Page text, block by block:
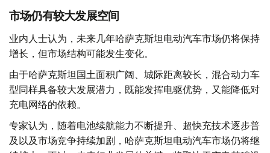
市场仍有较大发展空间
业内人士认为，未来几年哈萨克斯坦电动汽车市场仍将保持
增长，但市场结构可能发生变化。
由于哈萨克斯坦国土面积广阔、城际距离较长，混合动力车
型同样具备较大发展潜力，既能发挥电驱优势，又能降低对
充电网络的依赖。
专家认为，随着电池续航能力不断提升、超快充技术逐步普
及以及市场竞争持续加剧，哈萨克斯坦电动汽车市场仍将继